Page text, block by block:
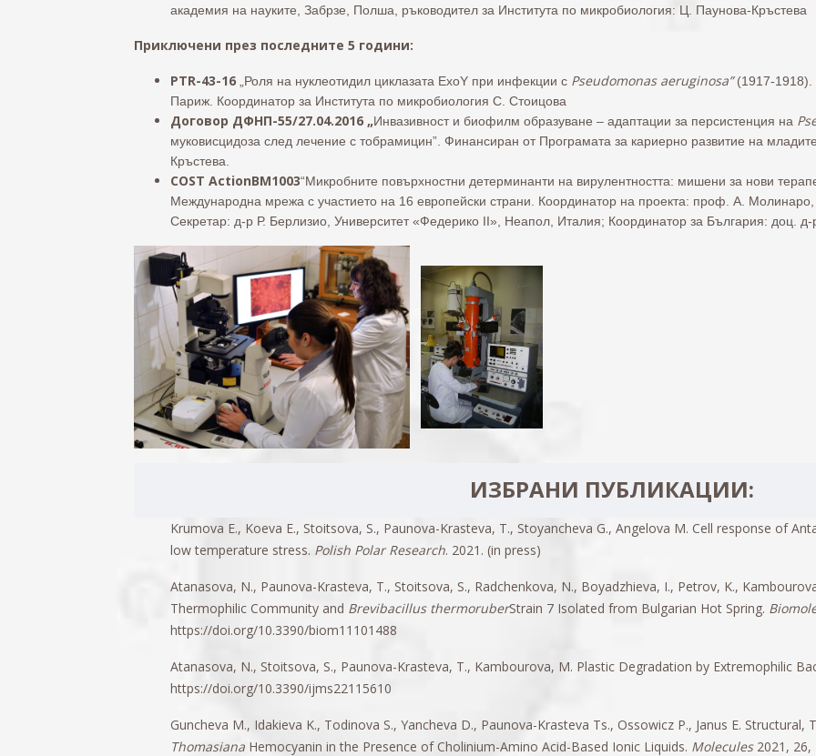
академия на науките, Забрзе, Полша, ръководител за Института по микробиология: Ц. Паунова-Кръстева
Приключени през последните 5 години:
PTR-43-16 „Роля на нуклеотидил циклазата ExoY при инфекции с Pseudomonas aeruginosа”(1917-1918).
Париж. Координатор за Института по микробиология С. Стоицова
Договор ДФНП-55/27.04.2016 „Инвазивност и биофилм образуване – адаптации за персистенция на
муковисцидоза след лечение с тобрамицин”. Финансиран от Програмата за кариерно развитие на
Кръстева.
COST ActionBM1003“Микробните повърхностни детерминанти на вирулентността: мишени за нови
Международна мрежа с участието на 16 европейски страни. Координатор на проекта: проф. А.
Секретар: д-р Р. Берлизио, Университет «Федерико ІІ», Неапол, Италия; Координатор за България: доц. д-
ИЗБРАНИ ПУБЛИКАЦИИ:
Krumova E., Koeva E., Stoitsova, S., Paunova-Krasteva, T., Stoyancheva G., Angelova M. Cell response of
low temperature stress. Polish Polar Research. 2021. (in press)
Atanasova, N., Paunova-Krasteva, T., Stoitsova, S., Radchenkova, N., Boyadzhieva, I., Petrov, K.,
Thermophilic Community and Brevibacillus thermoruberStrain 7 Isolated from Bulgarian Hot Spring.
https://doi.org/10.3390/biom11101488
Atanasova, N., Stoitsova, S., Paunova-Krasteva, T., Kambourova, M. Plastic Degradation by Extremophilic
https://doi.org/10.3390/ijms22115610
Guncheva M., Idakieva K., Todinova S., Yancheva D., Paunova-Krasteva Ts., Ossowicz P., Janus E.
Thomasiana Hemocyanin in the Presence of Cholinium-Amino Acid-Based Ionic Liquids. Molecules2021, 26,